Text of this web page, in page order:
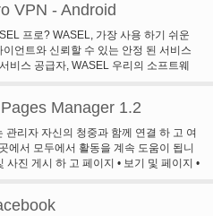
VPN - Android
프로? WASEL, 가장 사용 하기 쉬운
이언트와 신뢰할 수 있는 안정 된 서비스
비스 공급자, WASEL 우리의 소프트웨
안전한 관문입니다. WASEL 프로 VPN
여 모든 제한, 스카이 프를 통해 VOIP 확
롭게 인터넷을 대강 훑어볼 수 있고 고급
하 여 인터넷 연결을 가속화... WASEL
용 하 여 익명으로 그리고 완전히 보안 인
암호화 하 고 안전 하 고 안전한 환경에
Manager 1.2
관리자 자신의 청중과 함께 연결 하 고 여
에서 모두에서 활동을 계속 도움이 됩니
사진 게시 하 고 페이지 • 보기 및 페이지 •
메시지에 회신 특정 앨범 • 연결 상태 업